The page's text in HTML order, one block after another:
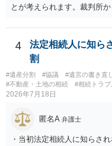
とが考えられます。裁判所
能と思われます。時間が思
揃える必要があります。そ
4
法定相続人に知ら
割
#遺産分割 #協議 #遺言の書き直
#不動産・土地の相続
#相続トラ
2026年7月18日
匿名A 弁護士
・当初法定相続人に知らさ